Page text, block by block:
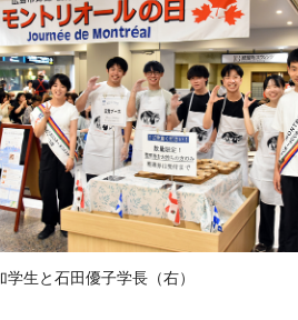
学生と石田優子学長（右）